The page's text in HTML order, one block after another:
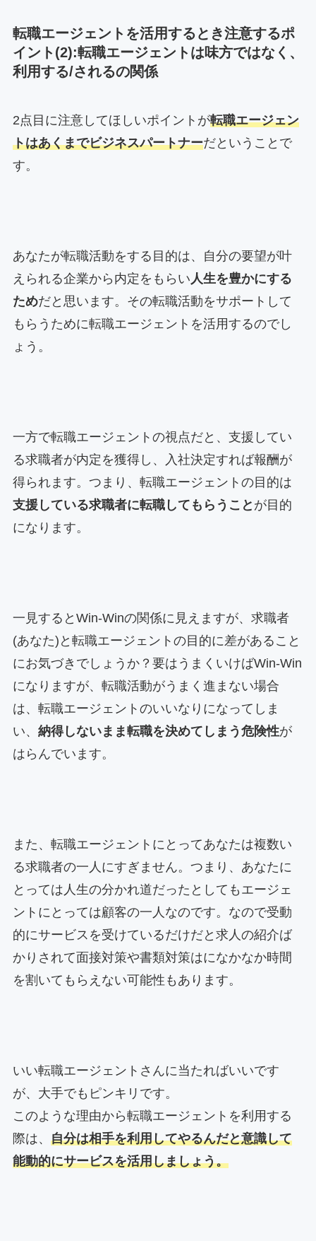
転職エージェントを活用するとき注意するポ
イント(2):転職エージェントは味方ではなく、
利用する/されるの関係
2点目に注意してほしいポイントが転職エージェン
トはあくまでビジネスパートナーだということで
す。
あなたが転職活動をする目的は、自分の要望が叶
えられる企業から内定をもらい人生を豊かにする
ためだと思います。その転職活動をサポートして
もらうために転職エージェントを活用するのでし
ょう。
一方で転職エージェントの視点だと、支援してい
る求職者が内定を獲得し、入社決定すれば報酬が
得られます。つまり、転職エージェントの目的は
支援している求職者に転職してもらうこと が目的
になります。
一見するとWin-Winの関係に見えますが、求職者
(あなた)と転職エージェントの目的に差があること
にお気づきでしょうか？要はうまくいけばWin-Win
になりますが、転職活動がうまく進まない場合
は、転職エージェントのいいなりになってしま
い、 納得しないまま転職を決めてしまう危険性が
はらんでいます。
また、転職エージェントにとってあなたは複数い
る求職者の一人にすぎません。つまり、あなたに
とっては人生の分かれ道だったとしてもエージェ
ントにとっては顧客の一人なのです。なので受動
的にサービスを受けているだけだと求人の紹介ば
かりされて面接対策や書類対策はになかなか時間
を割いてもらえない可能性もあります。
いい転職エージェントさんに当たればいいです
が、大手でもピンキリです。
このような理由から転職エージェントを利用する
際は、 自分は相手を利用してやるんだと意識して
能動的にサービスを活用しましょう。